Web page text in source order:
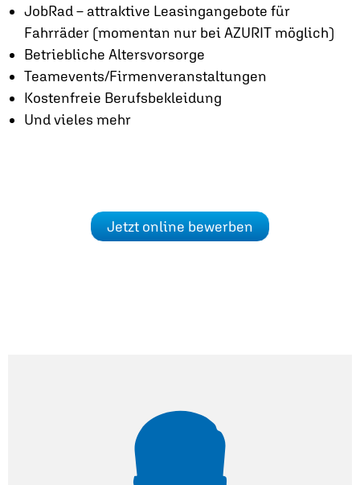
JobRad – attraktive Leasingangebote für
Fahrräder (momentan nur bei AZURIT möglich)
Betriebliche Altersvorsorge
Teamevents/Firmenveranstaltungen
Kostenfreie Berufsbekleidung
Und vieles mehr
Jetzt online bewerben